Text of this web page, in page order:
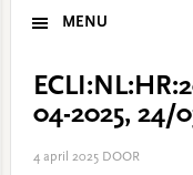
MENU
04-2025, 24/
4 april 2025DOOR